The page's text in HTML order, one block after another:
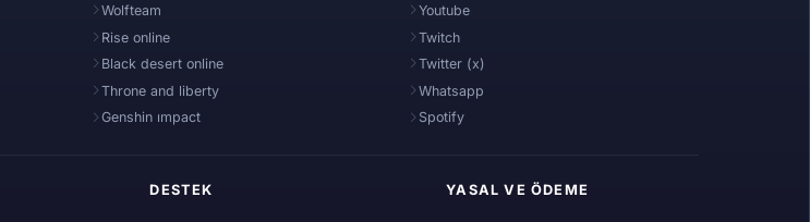
Wolfteam
Rise online
Black desert online
Throne and liberty
Genshin ımpact
Youtube
Twitch
Twitter (x)
Whatsapp
Spotify
DESTEK YASAL VE ÖDEME